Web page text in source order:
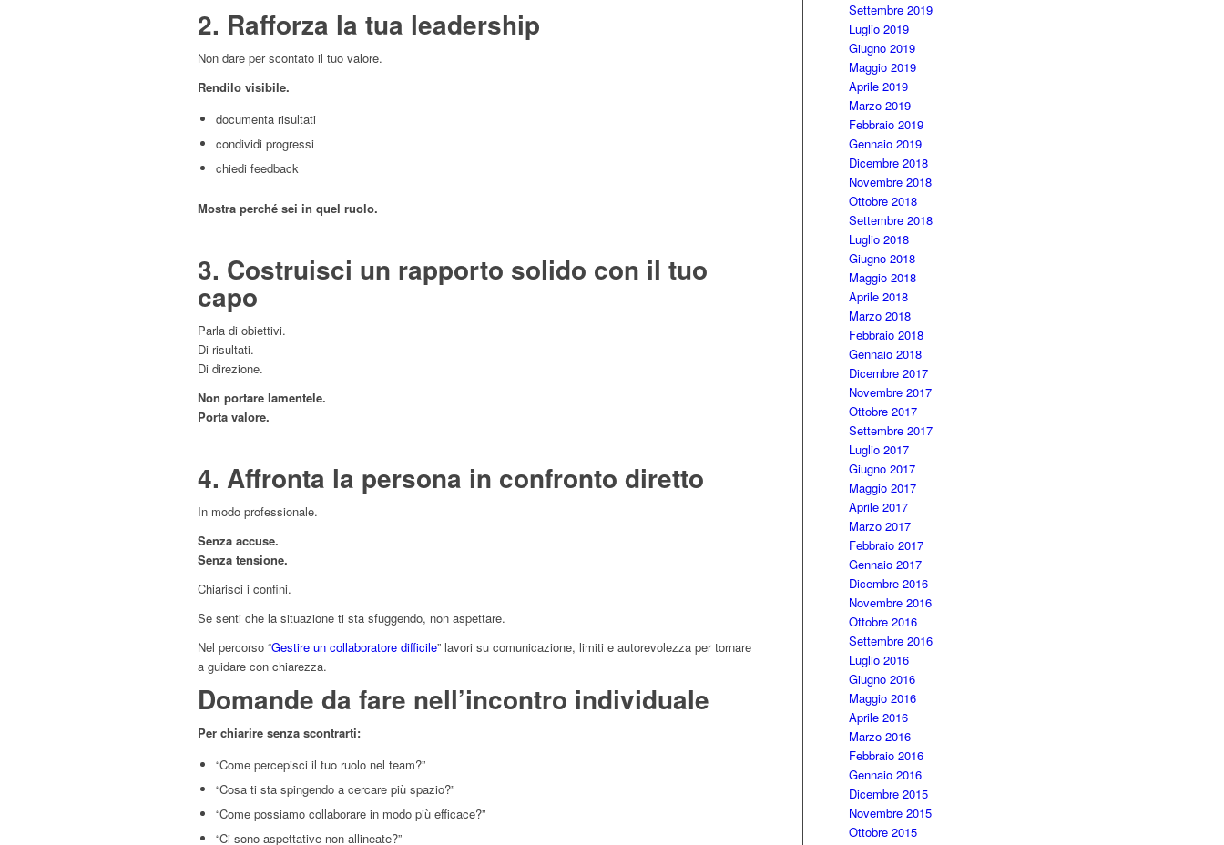
2. Rafforza la tua leadership
Non dare per scontato il tuo valore.
Rendilo visibile.
documenta risultati
condividi progressi
chiedi feedback
Mostra perché sei in quel ruolo.
3. Costruisci un rapporto solido con il tuo
capo
Parla di obiettivi.
Di risultati.
Di direzione.
Non portare lamentele.
Porta valore.
4. Affronta la persona in confronto diretto
In modo professionale.
Senza accuse.
Senza tensione.
Chiarisci i confini.
Se senti che la situazione ti sta sfuggendo, non aspettare.
Nel percorso “Gestire un collaboratore difficile” lavori su comunicazione, limiti e autorevolezza per tornare
a guidare con chiarezza.
Domande da fare nell’incontro individuale
Per chiarire senza scontrarti:
“Come percepisci il tuo ruolo nel team?”
“Cosa ti sta spingendo a cercare più spazio?”
“Come possiamo collaborare in modo più efficace?”
“Ci sono aspettative non allineate?”
Settembre 2019
Luglio 2019
Giugno 2019
Maggio 2019
Aprile 2019
Marzo 2019
Febbraio 2019
Gennaio 2019
Dicembre 2018
Novembre 2018
Ottobre 2018
Settembre 2018
Luglio 2018
Giugno 2018
Maggio 2018
Aprile 2018
Marzo 2018
Febbraio 2018
Gennaio 2018
Dicembre 2017
Novembre 2017
Ottobre 2017
Settembre 2017
Luglio 2017
Giugno 2017
Maggio 2017
Aprile 2017
Marzo 2017
Febbraio 2017
Gennaio 2017
Dicembre 2016
Novembre 2016
Ottobre 2016
Settembre 2016
Luglio 2016
Giugno 2016
Maggio 2016
Aprile 2016
Marzo 2016
Febbraio 2016
Gennaio 2016
Dicembre 2015
Novembre 2015
Ottobre 2015